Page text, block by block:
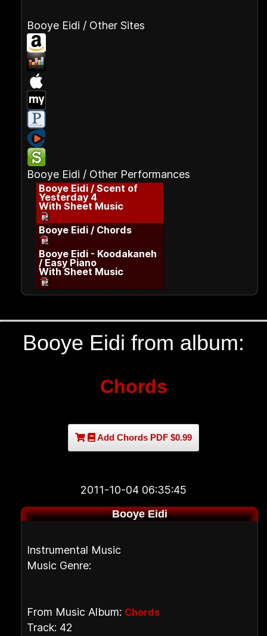
Booye Eidi / Other Sites
Booye Eidi / Other Performances
Booye Eidi / Scent of
Yesterday 4
With Sheet Music
Booye Eidi / Chords
Booye Eidi - Koodakaneh
/ Easy Piano
With Sheet Music
Booye Eidi from album:
Chords
Add Chords PDF $0.99
2011-10-04 06:35:45
Booye Eidi
Instrumental Music
Music Genre:
From Music Album: Chords
Track: 42